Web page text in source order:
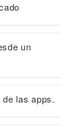
un
las apps.